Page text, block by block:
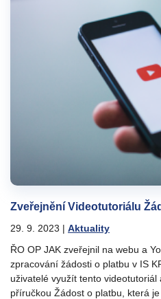
Zveřejnění Videotutoriálu
29. 9. 2023 | Aktuality
ŘO OP JAK zveřejnil na webu a
zpracování žádosti o platbu v IS
uživatelé využít tento
příručkou Žádost o platbu, která je